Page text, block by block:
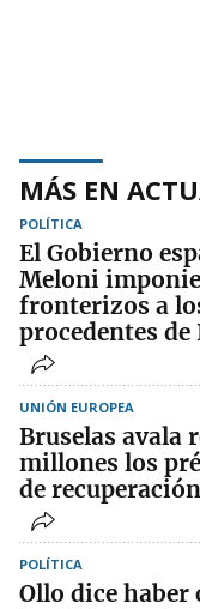
MÁS EN
POLÍTICA
El Gobierno
Meloni
fronterizos a
procedentes
UNIÓN EUROPEA
Bruselas avala
millones los
de
POLÍTICA
Ollo dice